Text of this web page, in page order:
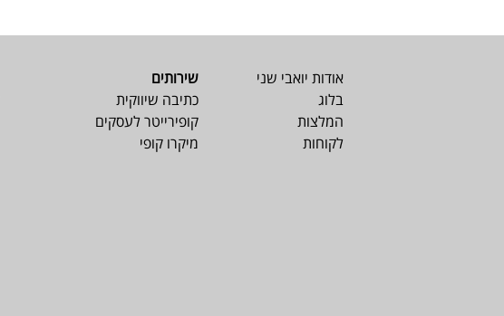
שירותים
כתיבה שיווקית
קופירייטר לעסקים
מיקרו קופי
אודות יואבי שני
בלוג
המלצות
לקוחות